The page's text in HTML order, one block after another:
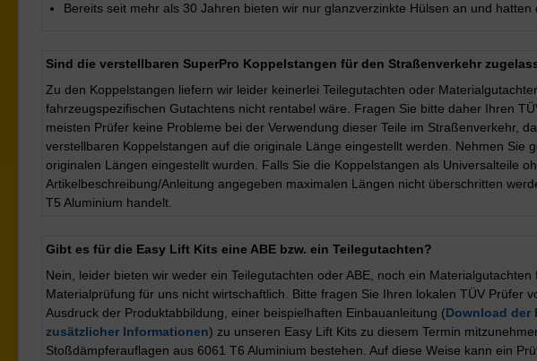
Bereits seit mehr als 30 Jahren bieten wir nur glanzverzinkte Hülsen an und hatten
Sind die verstellbaren SuperPro Koppelstangen für den Straßenverkehr
Zu den Koppelstangen liefern wir leider keinerlei Teilegutachten oder
fahrzeugspezifischen Gutachtens nicht rentabel wäre. Fragen Sie bitte daher Ihren
meisten Prüfer keine Probleme bei der Verwendung dieser Teile im Straßenverkehr,
verstellbaren Koppelstangen auf die originale Länge eingestellt werden. Nehmen
originalen Längen eingestellt wurden. Falls Sie die Koppelstangen als Universalteile
Artikelbeschreibung/Anleitung angegeben maximalen Längen nicht überschritten
T5 Aluminium handelt.
Gibt es für die Easy Lift Kits eine ABE bzw. ein Teilegutachten?
Nein, leider bieten wir weder ein Teilegutachten oder ABE, noch ein
Materialprüfung für uns nicht wirtschaftlich. Bitte fragen Sie Ihren lokalen TÜV
Ausdruck der Produktabbildung, einer beispielhaften Einbauanleitung (Download der
zusätzlicher Informationen) zu unseren Easy Lift Kits zu diesem Termin
Stoßdämpferauflagen aus 6061 T6 Aluminium bestehen. Auf diese Weise kann ein